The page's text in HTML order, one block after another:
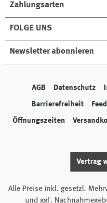
Zahlungsarten
FOLGE UNS
Newsletter abonnieren
AGB Datenschutz
Barrierefreiheit
Öffnungszeiten
Vertrag
Alle Preise inkl. gesetzl.
und ggf.